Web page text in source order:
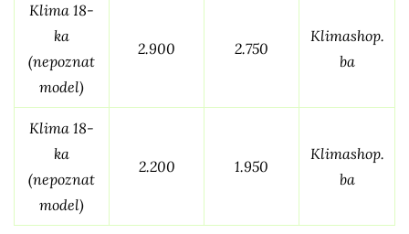
Klima 18-
ka
(nepoznat
model)
2.900 2.750
Klimashop.
ba
Klima 18-
ka
(nepoznat
model)
2.200 1.950
Klimashop.
ba